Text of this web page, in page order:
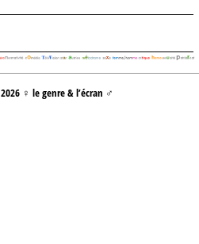
♀ le genre & l’écran ♂